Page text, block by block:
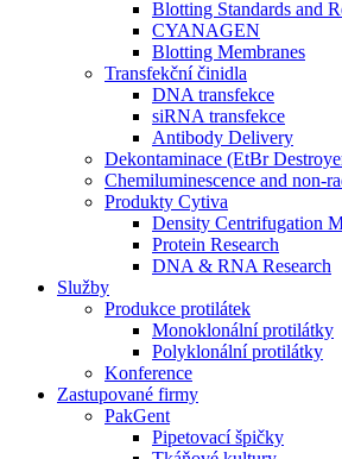
Blotting Standards and
CYANAGEN
Blotting Membranes
Transfekční činidla
DNA transfekce
siRNA transfekce
Antibody Delivery
Dekontaminace (EtBr
Chemiluminescence and non-
Produkty Cytiva
Density Centrifugation
Protein Research
DNA & RNA Research
Služby
Produkce protilátek
Monoklonální protilátky
Polyklonální protilátky
Konference
Zastupované firmy
PakGent
Pipetovací špičky